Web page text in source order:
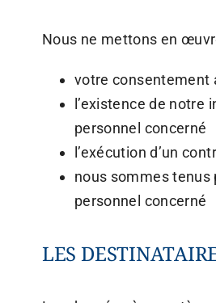
Nous ne mettons en
votre consentement
l’existence de notre
personnel concerné
l’exécution d’un
nous sommes
personnel concerné
LES